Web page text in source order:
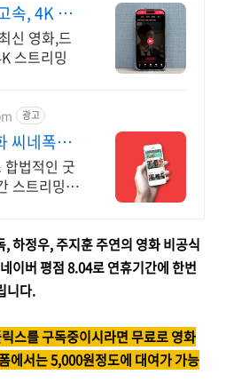
속, 4K 실
신 영화,드
스트리밍
광고
씨네폭스
적립
법적인 굿
스트리밍
, 하정우, 주지훈 주연의 영화 비공식
이버 평점 8.04로 연휴기간에 한번
니다.
스를 구독중이시라면 무료로 영화
에서는 5,000원정도에 대여가 가능